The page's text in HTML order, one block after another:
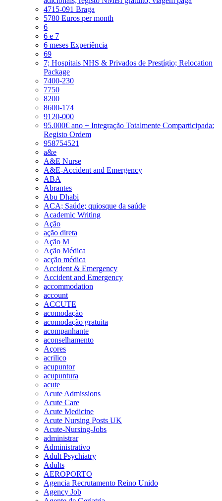
4715-091 Braga
5780 Euros per month
6
6 e 7
6 meses Experiência
69
7; Hospitais NHS & Privados de Prestígio; Relocation
Package
7400-230
7750
8200
8600-174
9120-000
95.000€ ano + Integração Totalmente Comparticipada:
Registo Ordem
958754521
a&e
A&E Nurse
A&E-Accident and Emergency
ABA
Abrantes
Abu Dhabi
ACA; Saúde; quiosque da saúde
Academic Writing
Ação
ação direta
Ação M
Ação Médica
acção médica
Accident & Emergency
Accident and Emergency
accommodation
account
ACCUTE
acomodação
acomodação gratuita
acompanhante
aconselhamento
Açores
acrilico
acupuntor
acupuntura
acute
Acute Admissions
Acute Care
Acute Medicine
Acute Nursing Posts UK
Acute-Nursing-Jobs
administrar
Administrativo
Adult Psychiatry
Adults
AEROPORTO
Agencia Recrutamento Reino Unido
Agency Job